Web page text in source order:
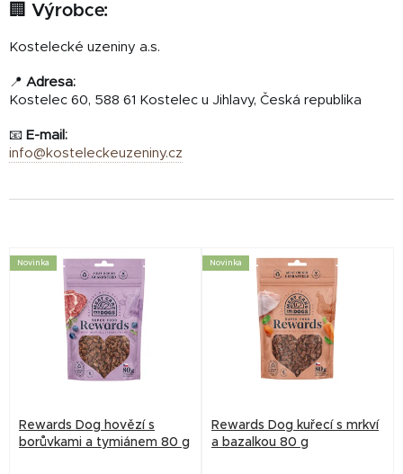
🏢 Výrobce:
Kostelecké uzeniny a.s.
📍 Adresa:
Kostelec 60, 588 61 Kostelec u Jihlavy, Česká republika
📧 E-mail:
info@kosteleckeuzeniny.cz
V
o
Novinka
Rewards Dog hovězí s
borůvkami a tymiánem 80 g
Novinka
Rewards Dog kuřecí s mrkví
a bazalkou 80 g